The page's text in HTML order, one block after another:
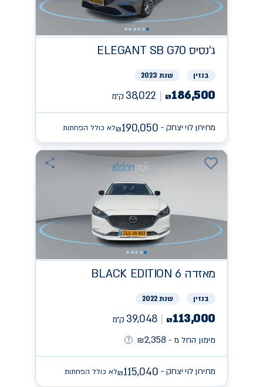
ג'נסיס ELEGANT SB G70
בנזין שנת 2023
₪186,500
38,022 ק״מ
מחירון לוי יצחק - ₪190,050 לא כולל הפחתות
מאזדה BLACK EDITION 6
בנזין שנת 2022
₪113,000
39,048 ק״מ
מימון החל מ -
₪2,358
מחירון לוי יצחק - ₪115,040 לא כולל הפחתות